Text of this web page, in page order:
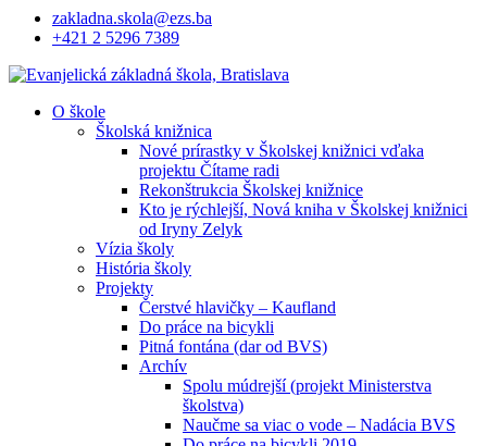
zakladna.skola@ezs.ba
+421 2 5296 7389
O škole
Školská knižnica
Nové prírastky v Školskej knižnici vďaka
projektu Čítame radi
Rekonštrukcia Školskej knižnice
Kto je rýchlejší, Nová kniha v Školskej knižnici
od Iryny Zelyk
Vízia školy
História školy
Projekty
Čerstvé hlavičky – Kaufland
Do práce na bicykli
Pitná fontána (dar od BVS)
Archív
Spolu múdrejší (projekt Ministerstva
školstva)
Naučme sa viac o vode – Nadácia BVS